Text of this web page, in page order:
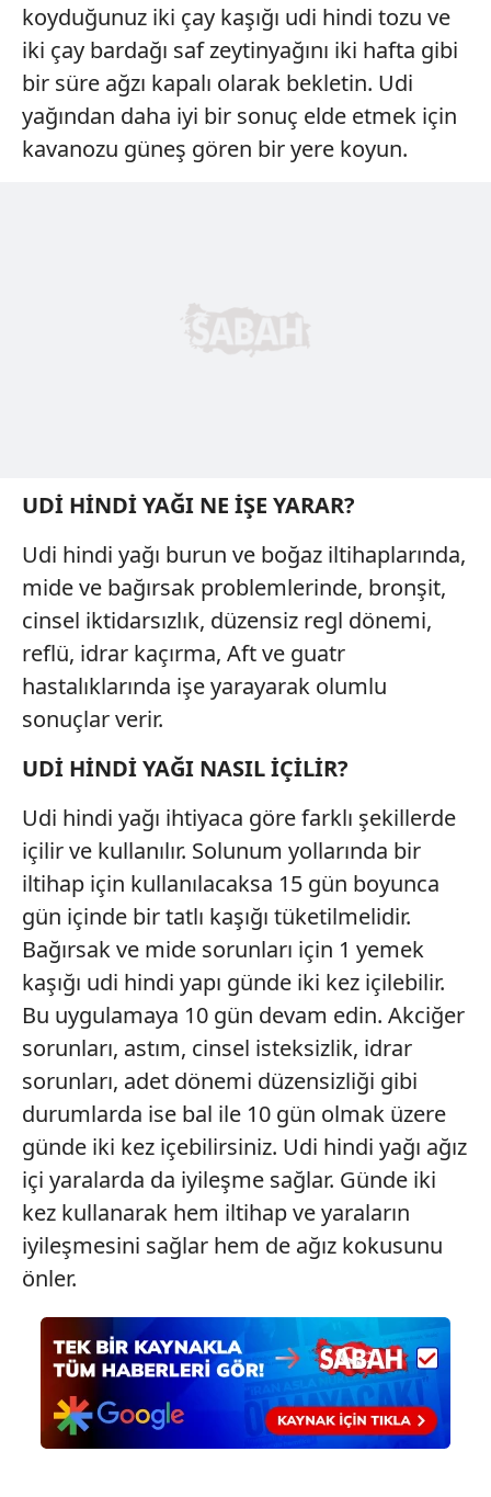
reklam/pazarlama faaliyetlerinin yapılması, amaçlarıyla
sınırlı olarak açık rızanız dahilinde kullanılacaktır.
Çerezlere ilişkin tercihlerinizi aşağıda yer alan panel
vasıtasıyla belirleyebilirsiniz. Çerezlere ilişkin detaylı bilgi
için Ayarlar butonuna tıklayabilir,Çerez Bilgilendirme
ziyaret edebilirsiniz.
tıklayınız
koyduğunuz iki çay kaşığı udi hindi tozu ve
iki çay bardağı saf zeytinyağını iki hafta gibi
bir süre ağzı kapalı olarak bekletin. Udi
yağından daha iyi bir sonuç elde etmek için
kavanozu güneş gören bir yere koyun.
UDİ HİNDİ YAĞI NE İŞE YARAR?
Udi hindi yağı burun ve boğaz iltihaplarında,
mide ve bağırsak problemlerinde, bronşit,
cinsel iktidarsızlık, düzensiz regl dönemi,
reflü, idrar kaçırma, Aft ve guatr
hastalıklarında işe yarayarak olumlu
sonuçlar verir.
UDİ HİNDİ YAĞI NASIL İÇİLİR?
Udi hindi yağı ihtiyaca göre farklı şekillerde
içilir ve kullanılır. Solunum yollarında bir
iltihap için kullanılacaksa 15 gün boyunca
gün içinde bir tatlı kaşığı tüketilmelidir.
Bağırsak ve mide sorunları için 1 yemek
kaşığı udi hindi yapı günde iki kez içilebilir.
Bu uygulamaya 10 gün devam edin. Akciğer
sorunları, astım, cinsel isteksizlik, idrar
sorunları, adet dönemi düzensizliği gibi
durumlarda ise bal ile 10 gün olmak üzere
günde iki kez içebilirsiniz. Udi hindi yağı ağız
içi yaralarda da iyileşme sağlar. Günde iki
kez kullanarak hem iltihap ve yaraların
iyileşmesini sağlar hem de ağız kokusunu
önler.